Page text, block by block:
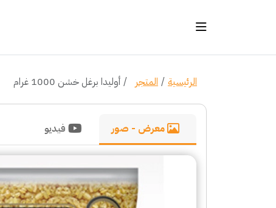
الرئيسية المتجر أوليدا برغل خشن 1000 غرام
معرض - صور فيديو